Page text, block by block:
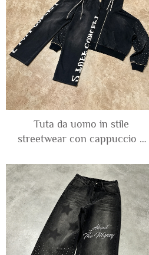
cappuccio per uomo
Tuta da uomo in stile
streetwear con cappuccio e
personalizzata con ricami
custom, diamanti sbiaditi dal
sole, strass, perle e cerniera